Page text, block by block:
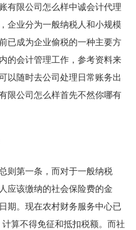
有限公司怎么样中诚会计代理
企业分为一般纳税人和小规模
已成为企业偷税的一种主要方
的会计管理工作，参考资料来
以随时去公司处理日常账务出
限公司怎么样首先不然你哪有
则第一条，而对于一般纳税
应该缴纳的社会保险费的金
期。现在农村财务服务中心已
算不得免征和抵扣税额。而社